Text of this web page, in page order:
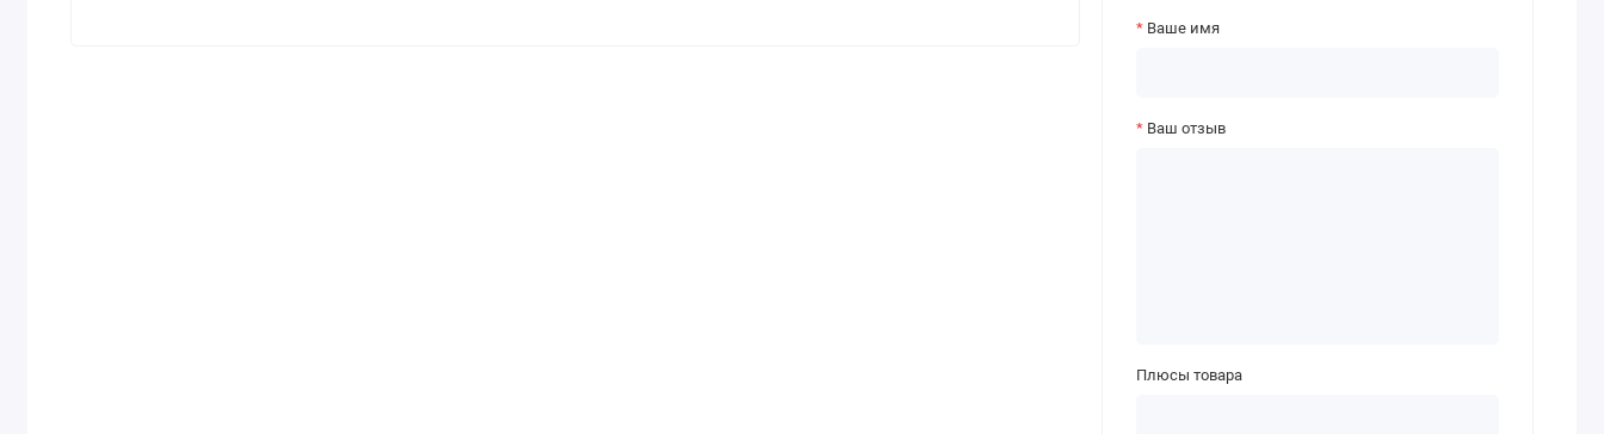
Ваше имя
Ваш отзыв
Плюсы товара